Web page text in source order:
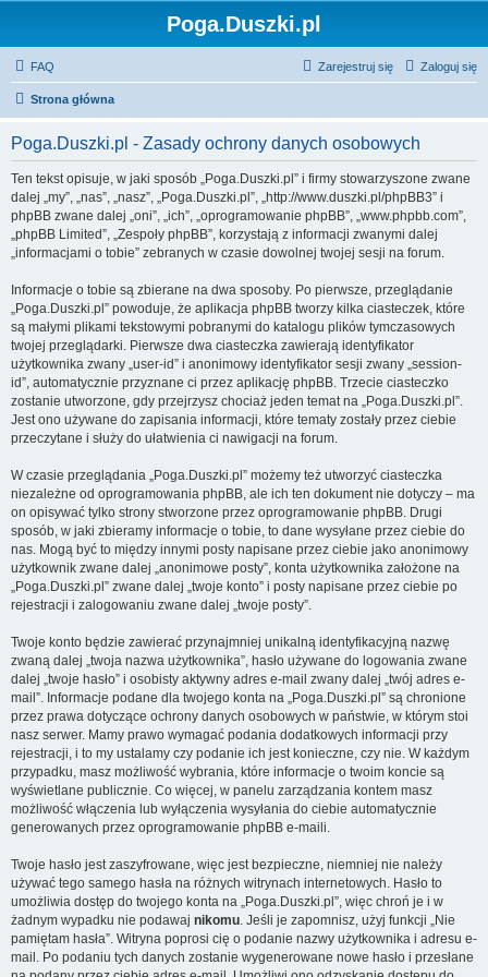
Poga.Duszki.pl
FAQ Zaloguj się
Zarejestruj się
Strona główna
Poga.Duszki.pl - Zasady ochrony danych osobowych
Ten tekst opisuje, w jaki sposób „Poga.Duszki.pl” i firmy stowarzyszone zwane
dalej „my”, „nas”, „nasz”, „Poga.Duszki.pl”, „http://www.duszki.pl/phpBB3” i
phpBB zwane dalej „oni”, „ich”, „oprogramowanie phpBB”, „www.phpbb.com”,
„phpBB Limited”, „Zespoły phpBB”, korzystają z informacji zwanymi dalej
„informacjami o tobie” zebranych w czasie dowolnej twojej sesji na forum.
Informacje o tobie są zbierane na dwa sposoby. Po pierwsze, przeglądanie
„Poga.Duszki.pl” powoduje, że aplikacja phpBB tworzy kilka ciasteczek, które
są małymi plikami tekstowymi pobranymi do katalogu plików tymczasowych
twojej przeglądarki. Pierwsze dwa ciasteczka zawierają identyfikator
użytkownika zwany „user-id” i anonimowy identyfikator sesji zwany „session-
id”, automatycznie przyznane ci przez aplikację phpBB. Trzecie ciasteczko
zostanie utworzone, gdy przejrzysz chociaż jeden temat na „Poga.Duszki.pl”.
Jest ono używane do zapisania informacji, które tematy zostały przez ciebie
przeczytane i służy do ułatwienia ci nawigacji na forum.
W czasie przeglądania „Poga.Duszki.pl” możemy też utworzyć ciasteczka
niezależne od oprogramowania phpBB, ale ich ten dokument nie dotyczy – ma
on opisywać tylko strony stworzone przez oprogramowanie phpBB. Drugi
sposób, w jaki zbieramy informacje o tobie, to dane wysyłane przez ciebie do
nas. Mogą być to między innymi posty napisane przez ciebie jako anonimowy
użytkownik zwane dalej „anonimowe posty”, konta użytkownika założone na
„Poga.Duszki.pl” zwane dalej „twoje konto” i posty napisane przez ciebie po
rejestracji i zalogowaniu zwane dalej „twoje posty”.
Twoje konto będzie zawierać przynajmniej unikalną identyfikacyjną nazwę
zwaną dalej „twoja nazwa użytkownika”, hasło używane do logowania zwane
dalej „twoje hasło” i osobisty aktywny adres e-mail zwany dalej „twój adres e-
mail”. Informacje podane dla twojego konta na „Poga.Duszki.pl” są chronione
przez prawa dotyczące ochrony danych osobowych w państwie, w którym stoi
nasz serwer. Mamy prawo wymagać podania dodatkowych informacji przy
rejestracji, i to my ustalamy czy podanie ich jest konieczne, czy nie. W każdym
przypadku, masz możliwość wybrania, które informacje o twoim koncie są
wyświetlane publicznie. Co więcej, w panelu zarządzania kontem masz
możliwość włączenia lub wyłączenia wysyłania do ciebie automatycznie
generowanych przez oprogramowanie phpBB e-maili.
Twoje hasło jest zaszyfrowane, więc jest bezpieczne, niemniej nie należy
używać tego samego hasła na różnych witrynach internetowych. Hasło to
umożliwia dostęp do twojego konta na „Poga.Duszki.pl”, więc chroń je i w
żadnym wypadku nie podawaj nikomu. Jeśli je zapomnisz, użyj funkcji „Nie
pamiętam hasła”. Witryna poprosi cię o podanie nazwy użytkownika i adresu e-
mail. Po podaniu tych danych zostanie wygenerowane nowe hasło i przesłane